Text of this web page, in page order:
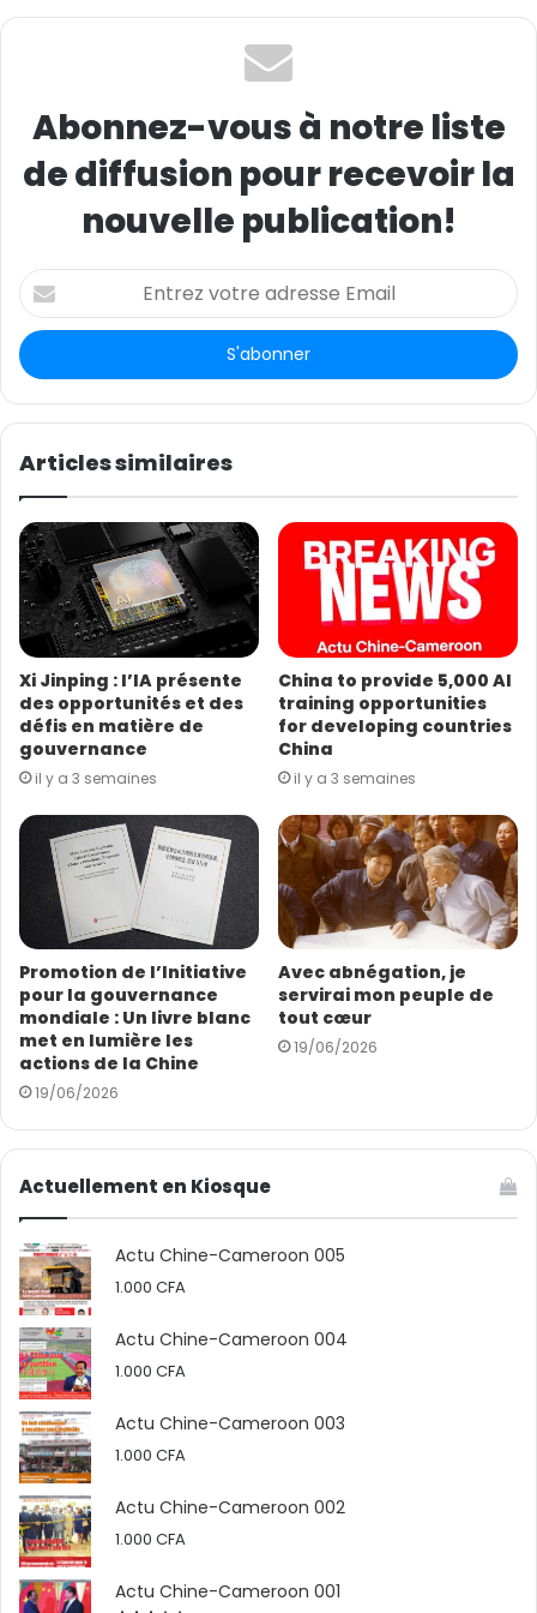
rurale globale.
Abonnez-vous à notre liste
de diffusion pour recevoir la
nouvelle publication!
E
n
r
e
z
o
r
e
a
d
r
e
s
s
e
E
m
a
l
Articles similaires
Xi Jinping : l’IA présente
des opportunités et des
défis en matière de
gouvernance
il y a 3 semaines
China to provide 5,000 AI
training opportunities
for developing countries
China
il y a 3 semaines
Promotion de l’Initiative
pour la gouvernance
mondiale : Un livre blanc
met en lumière les
actions de la Chine
19/06/2026
Avec abnégation, je
servirai mon peuple de
tout cœur
19/06/2026
Actuellement en Kiosque
Actu Chine-Cameroon 005
1.000 CFA
Actu Chine-Cameroon 004
1.000 CFA
Actu Chine-Cameroon 003
1.000 CFA
Actu Chine-Cameroon 002
1.000 CFA
Actu Chine-Cameroon 001